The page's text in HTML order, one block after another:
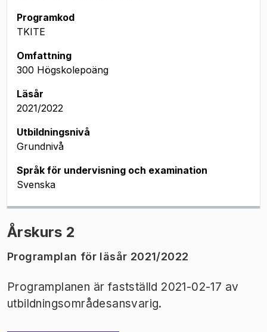
Programkod
TKITE
Omfattning
300 Högskolepoäng
Läsår
2021/2022
Utbildningsnivå
Grundnivå
Språk för undervisning och examination
Svenska
Årskurs 2
Programplan för läsår 2021/2022
Programplanen är fastställd 2021-02-17 av
utbildningsområdesansvarig.